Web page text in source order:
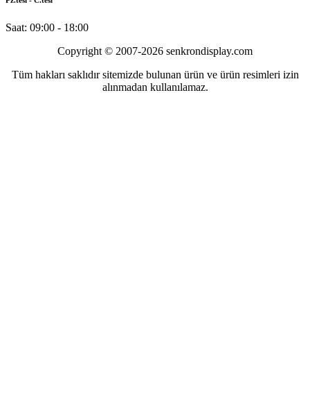
Saat: 09:00 - 18:00
Copyright © 2007-2026 senkrondisplay.com
Tüm hakları saklıdır sitemizde bulunan ürün ve ürün resimleri izin
alınmadan kullanılamaz.